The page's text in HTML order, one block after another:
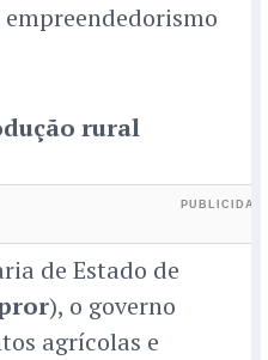
rural
de Estado de
), o governo
agrícolas e